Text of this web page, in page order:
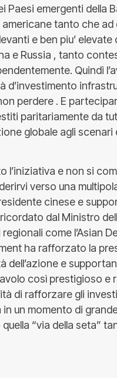
Paesi emergenti della
tanto che ad
e ben piu’ elevate
e Russia , tanto
Quindi
d’investimento
perdere . E
paritariamente da
globale agli
l’iniziativa e non si
verso una
cinese e
ricordato dal Ministro
come l’Asian
ha rafforzato la
dell’azione e
così prestigioso
di rafforzare gli
un momento di
“via della seta”